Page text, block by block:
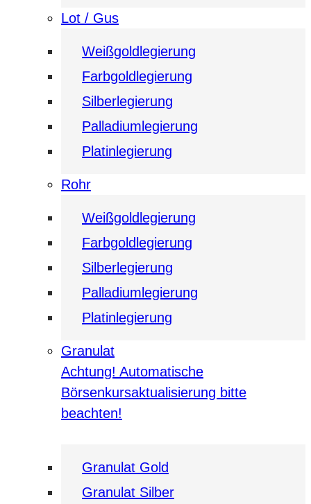
Lot / Gus
Weißgoldlegierung
Farbgoldlegierung
Silberlegierung
Palladiumlegierung
Platinlegierung
Rohr
Weißgoldlegierung
Farbgoldlegierung
Silberlegierung
Palladiumlegierung
Platinlegierung
Granulat
Achtung! Automatische
Börsenkursaktualisierung bitte
beachten!
Granulat Gold
Granulat Silber